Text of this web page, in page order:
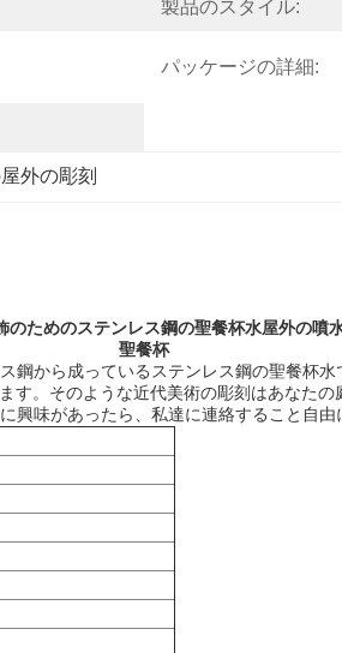
製品のスタイル:
パッケージの詳細:
外の彫刻
のためのステンレス鋼の聖餐杯水屋外の噴
聖餐杯
鋼から成っているステンレス鋼の聖餐杯
。そのような近代美術の彫刻はあなた
味があったら、私達に連絡すること自由